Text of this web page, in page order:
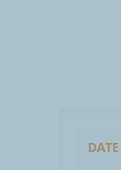
DATE